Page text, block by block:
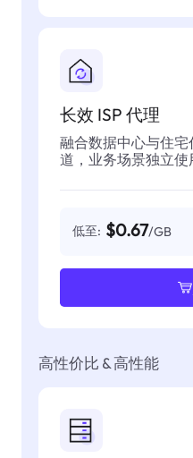
长效 ISP 代理
融合数据中心与住宅
道，业务场景独立使
低至: $0.67/GB
高性价比 & 高性能